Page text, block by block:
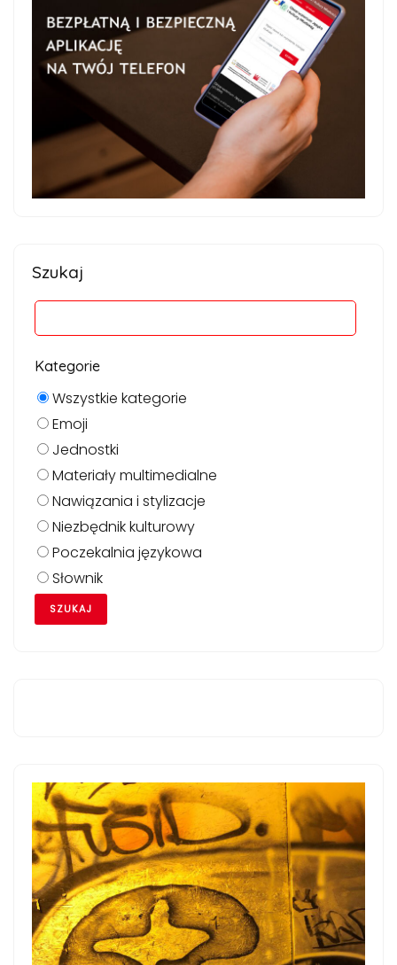
Szukaj
Kategorie
Wszystkie kategorie
Emoji
Jednostki
Materiały multimedialne
Nawiązania i stylizacje
Niezbędnik kulturowy
Poczekalnia językowa
Słownik